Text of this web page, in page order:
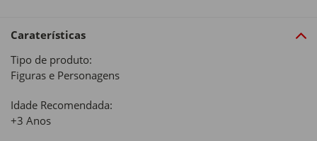
Caraterísticas
Tipo de produto:
Figuras e Personagens
Idade Recomendada:
+3 Anos